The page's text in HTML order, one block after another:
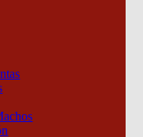
Tmd 250 A 4 Polos